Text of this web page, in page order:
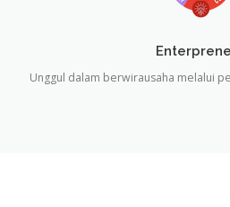
Unggul dalam berwirausaha melalui